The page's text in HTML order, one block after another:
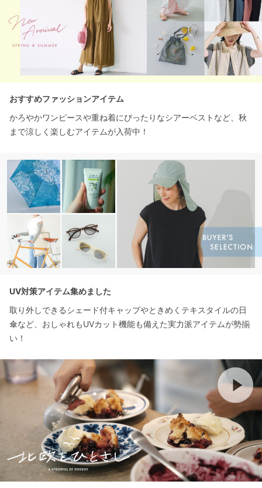
おすすめファッションアイテム
かろやかワンピースや重ね着にぴったりなシアーベストなど、秋
まで涼しく楽しむアイテムが入荷中！
UV対策アイテム集めました
取り外しできるシェード付キャップやときめくテキスタイルの日
傘など、おしゃれもUVカット機能も備えた実力派アイテムが勢揃
い！